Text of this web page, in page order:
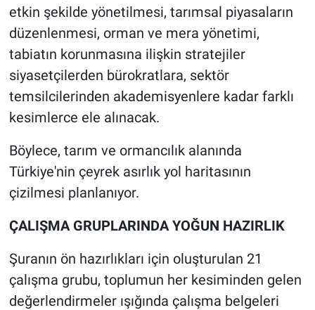
etkin şekilde yönetilmesi, tarımsal piyasaların
düzenlenmesi, orman ve mera yönetimi,
tabiatın korunmasına ilişkin stratejiler
siyasetçilerden bürokratlara, sektör
temsilcilerinden akademisyenlere kadar farklı
kesimlerce ele alınacak.
Böylece, tarım ve ormancılık alanında
Türkiye'nin çeyrek asırlık yol haritasının
çizilmesi planlanıyor.
ÇALIŞMA GRUPLARINDA YOĞUN HAZIRLIK
Şuranın ön hazırlıkları için oluşturulan 21
çalışma grubu, toplumun her kesiminden gelen
değerlendirmeler ışığında çalışma belgeleri